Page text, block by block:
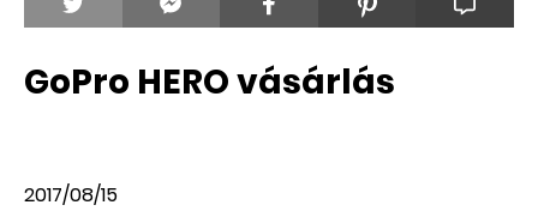
GoPro HERO vásárlás
2017/08/15